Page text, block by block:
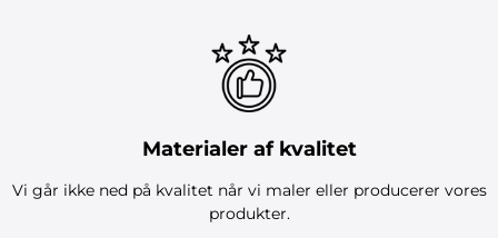
Materialer af kvalitet
Vi går ikke ned på kvalitet når vi maler eller producerer vores
produkter.